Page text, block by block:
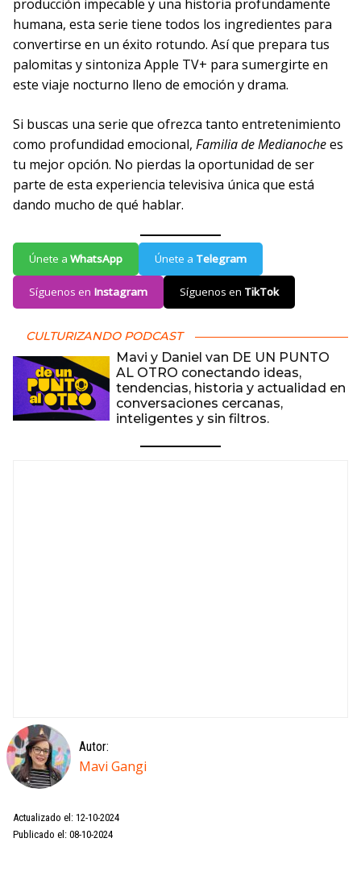
producción impecable y una historia profundamente
humana, esta serie tiene todos los ingredientes para
convertirse en un éxito rotundo. Así que prepara tus
palomitas y sintoniza Apple TV+ para sumergirte en
este viaje nocturno lleno de emoción y drama.
Si buscas una serie que ofrezca tanto entretenimiento
como profundidad emocional, Familia de Medianochees
tu mejor opción. No pierdas la oportunidad de ser
parte de esta experiencia televisiva única que está
dando mucho de qué hablar.
Únete a WhatsApp Únete a Telegram
Síguenos en Instagram Síguenos en TikTok
CULTURIZANDO PODCAST
Mavi y Daniel van DE UN PUNTO
AL OTRO conectando ideas,
tendencias, historia y actualidad en
conversaciones cercanas,
inteligentes y sin filtros.
Autor:
Mavi Gangi
Actualizado el: 12-10-2024
Publicado el: 08-10-2024